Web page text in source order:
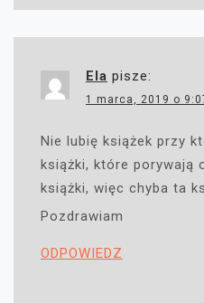
Ela pisze:
1 marca, 2019 o
Nie lubię książek przy
książki, które porywają
książki, więc chyba ta
Pozdrawiam
ODPOWIEDZ